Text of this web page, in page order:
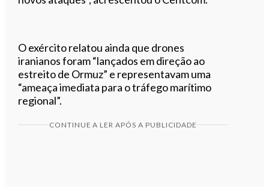
O exército relatou ainda que drones
iranianos foram “lançados em direção ao
estreito de Ormuz” e representavam uma
“ameaça imediata para o tráfego marítimo
regional”.
CONTINUE A LER APÓS A PUBLICIDADE